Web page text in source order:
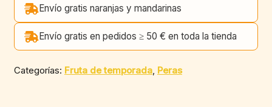
Envío gratis naranjas y mandarinas
Envío gratis en pedidos ≥ 50 € en toda la tienda
Categorías: Fruta de temporada, Peras